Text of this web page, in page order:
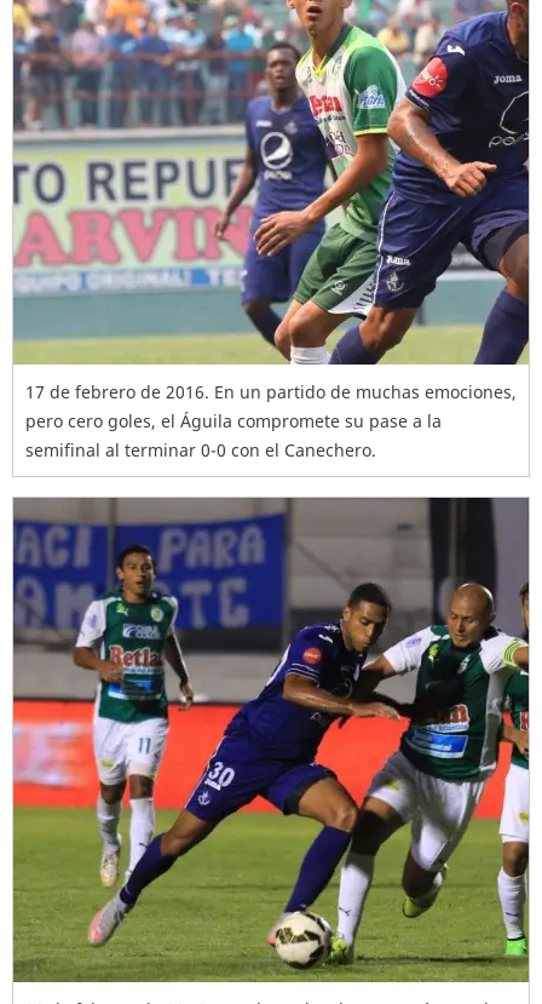
17 de febrero de 2016. En un partido de muchas emociones,
pero cero goles, el Águila compromete su pase a la
semifinal al terminar 0-0 con el Canechero.